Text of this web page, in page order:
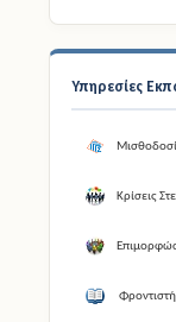
Υπηρεσίες
Κρίσεις